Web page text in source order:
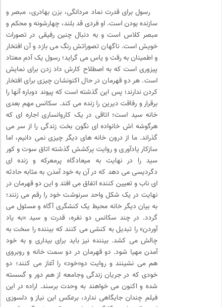
رسول برای قدرت نماد مردانگی، بزن بهادری، مبصر و
سازنده بودن است. او فردی قد بلند، چهارشونه و محکم و
مبصر کلاس است و به دنبال چنین رفیقی در تصورات
خویش است. ناگهان تصوراتش رنگ می بازد و آن افتخار
و اطمینان به رقت و یاس می گراید؛ رسول یک آدم معتاد
پیزوری است که به اصطلاح کارش داد زدن برای نمایش
است. هر دو قهرمان در حال اکنونشان چیزی برای افتخار
کردن ندارند؛ پس این گذشته است که پیوند دوباره آنها را
برقرار و رفاقت دیرین را زنده می کند. سکانس مهم بعدی
خانه سید است؛ اتاقی در یک کاروانساری اجاره ای که
هرگوشه اش خانواده ای نگون بخت زندگی را از سر می
گذراند. ما از درون خانه های دیگر چیزی نمی دانیم، اما
سازکار یادآوری و روایت پرکشش گذشته اتاق سوت و کور
سید را در نهایت به میعادگاه پرمعرکه و زنده ای
دگردیسی می دهد که در آن به خود آمدن به مثابه حادثه
ای ناب و تعیین کننده اتفاق می افتد و این دو قهرمان در
نهایت در یک شکل واحد سرنوشت خود را رقم می زنند؛
به بیان دیگر خانه محیط یک کنشگری آگاه و مسئول می
گردد. در چند سکانس دو نفره، قدرت و سید «به یاد
آوردن» را تبدیل به کنشی می کنند که بیننده را سخت به
چالش می کشد. بیننده نیز باید برای بیداری و به خود
آمدن مهیا شود. دو قهرمان در دو سمت خانه و روبروی
هم می نشینند و روایت دو«خود» را آغاز می کنند؛ دو
خودی که در جریان زندگی وجامعه از هم دور و گسسته
شده و اکنون می خواهند به وحدت برسند. اراده در این
فیلم چندان جایگاهی ندارد، برعکس این نیاز و دلسوزی